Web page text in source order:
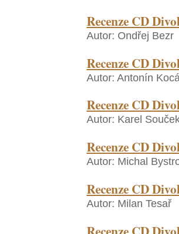
Recenze CD
Autor: Ondřej Bezr
Recenze CD
Autor: Antonín
Recenze CD
Autor: Karel
Recenze CD
Autor: Michal
Recenze CD
Autor: Milan Tesař